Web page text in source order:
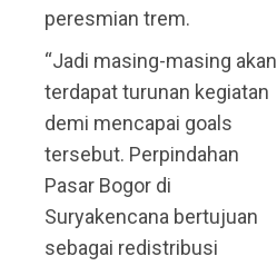
peresmian trem.
“Jadi masing-masing akan
terdapat turunan kegiatan
demi mencapai goals
tersebut. Perpindahan
Pasar Bogor di
Suryakencana bertujuan
sebagai redistribusi